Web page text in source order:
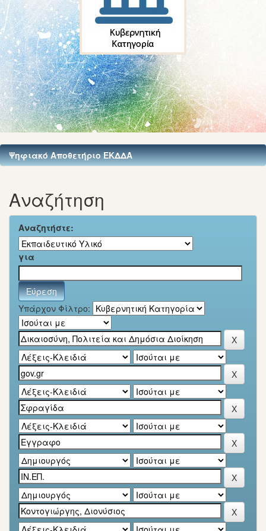
Ψηφιακό Αποθετήριο ΕΚΔΔΑ
Αναζήτηση
Αναζητήστε:
για
Υπάρχον Φίλτρο: